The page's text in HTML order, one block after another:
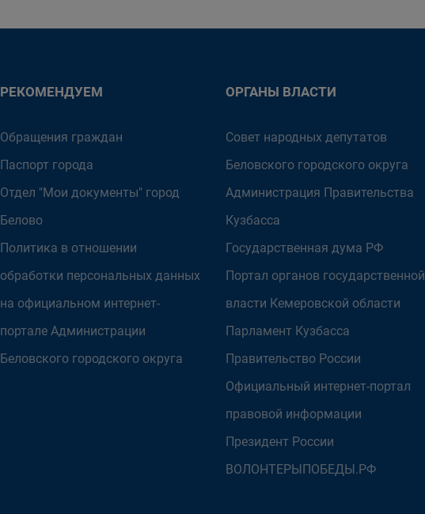
РЕКОМЕНДУЕМ
Обращения граждан
Паспорт города
Отдел "Мои документы" город
Белово
Политика в отношении
обработки персональных данных
на официальном интернет-
портале Администрации
Беловского городского округа
ОРГАНЫ ВЛАСТИ
Совет народных депутатов
Беловского городского округа
Администрация Правительства
Кузбасса
Государственная дума РФ
Портал органов государственной
власти Кемеровской области
Парламент Кузбасса
Правительство России
Официальный интернет-портал
правовой информации
Президент России
ВОЛОНТЕРЫПОБЕДЫ.РФ